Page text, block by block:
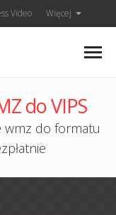
Video Więcej
do VIPS
wmz do formatu